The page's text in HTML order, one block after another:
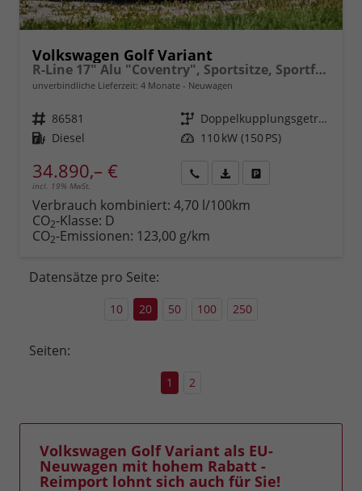
Volkswagen Golf Variant
R-Line 17" Alu "Coventry", Sportsitze, Sportfahrwerk, Abgedunkelte Scheiben, Adaptiver Tempomat ACC, Digital Cockpit Pro, LED-Scheinwerfer, Radio2Discover 12,9" + App-Connect, Parksensoren vo/hi, Rückfahrkamera, Climatronic uvm.
unverbindliche Lieferzeit: 4 Monate Neuwagen
Fahrzeugnr. 86581 Getriebe
Doppelkupplungsgetriebe (DSG)
Kraftstoff Diesel Leistung 110 kW (150 PS)
34.890,– €
incl. 19% MwSt.
anfordern
Datei,
Verbrauch kombiniert: 4,70 l/100km
CO2-Klasse: D
CO2-Emissionen: 123,00 g/km
Datensätze pro Seite:
10 20 50 100 250
Seiten:
1 2
Volkswagen Golf Variant als EU-
Neuwagen mit hohem Rabatt -
Reimport lohnt sich auch für Sie!